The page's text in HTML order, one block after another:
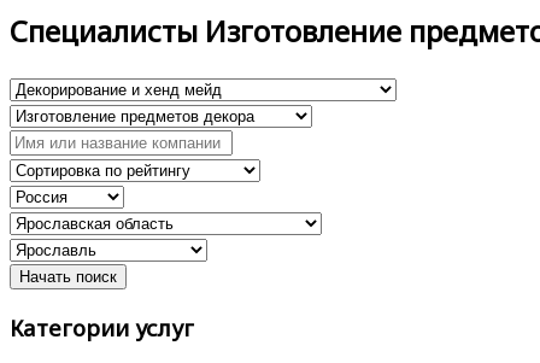
Специалисты Изготовление
Категории услуг